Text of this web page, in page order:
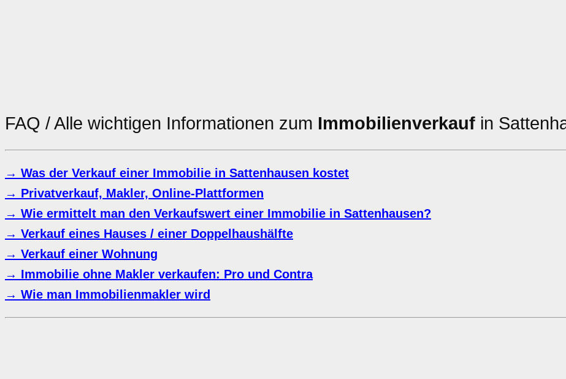
FAQ / Alle wichtigen Informationen zum Immobilienverkauf in
→ Was der Verkauf einer Immobilie in Sattenhausen kostet
→ Privatverkauf, Makler, Online-Plattformen
→ Wie ermittelt man den Verkaufswert einer Immobilie in Sattenhausen?
→ Verkauf eines Hauses / einer Doppelhaushälfte
→ Verkauf einer Wohnung
→ Immobilie ohne Makler verkaufen: Pro und Contra
→ Wie man Immobilienmakler wird